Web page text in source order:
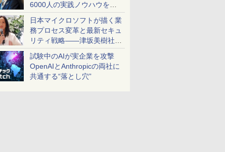
6000人の実践ノウハウを生
かした「AI商談記録 for
RICOH」を展開へ
日本マイクロソフトが描く業
務プロセス変革と最新セキュ
リティ戦略――津坂美樹社長
が2027年度戦略を説明
試験中のAIが実企業を攻撃
OpenAIとAnthropicの両社に
共通する“落とし穴”